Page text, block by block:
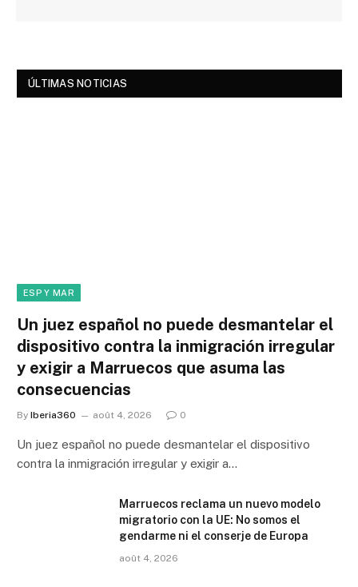
ÚLTIMAS NOTICIAS
ESP Y MAR
Un juez español no puede desmantelar el
dispositivo contra la inmigración irregular
y exigir a Marruecos que asuma las
consecuencias
By Iberia360 août 4, 2026 0
Un juez español no puede desmantelar el dispositivo
contra la inmigración irregular y exigir a…
Marruecos reclama un nuevo modelo
migratorio con la UE: No somos el
gendarme ni el conserje de Europa
août 4, 2026